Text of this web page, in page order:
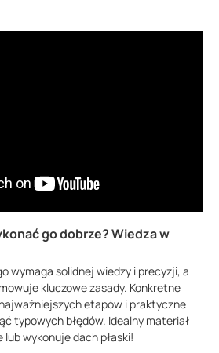
go dobrze? Wiedza w
wymaga solidnej wiedzy i precyzji, a
kluczowe zasady. Konkretne
etapów i praktyczne
typowych błędów. Idealny materiał
wykonuje dach płaski!